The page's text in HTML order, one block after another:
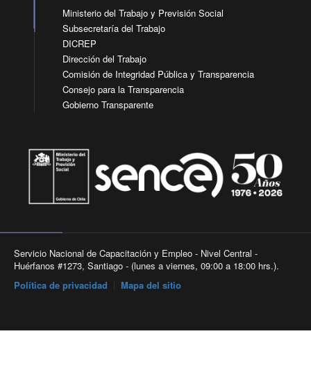
Ministerio del Trabajo y Previsión Social
Subsecretaría del Trabajo
DICREP
Dirección del Trabajo
Comisión de Integridad Pública y Transparencia
Consejo para la Transparencia
Gobierno Transparente
Servicio Nacional de Capacitación y Empleo - Nivel Central -
Huérfanos #1273, Santiago - (lunes a viernes, 09:00 a 18:00 hrs.).
Política de privacidad
Mapa del sitio